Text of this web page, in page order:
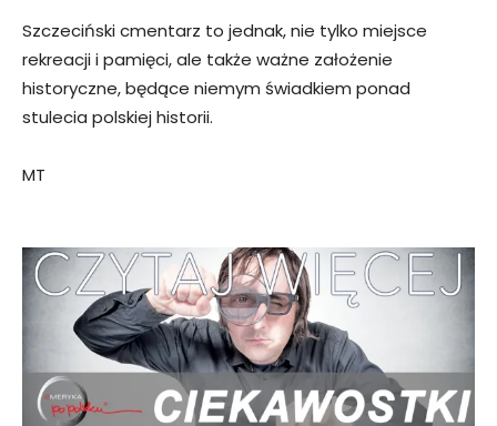
Szczeciński cmentarz to jednak, nie tylko miejsce
rekreacji i pamięci, ale także ważne założenie
historyczne, będące niemym świadkiem ponad
stulecia polskiej historii.
MT